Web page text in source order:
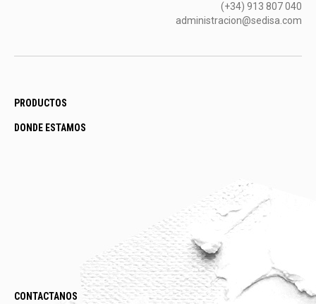
(+34) 913 807 040
administracion@sedisa.com
PRODUCTOS
DONDE ESTAMOS
CONTACTANOS